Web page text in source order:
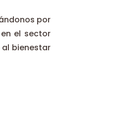
por
el sector
bienestar